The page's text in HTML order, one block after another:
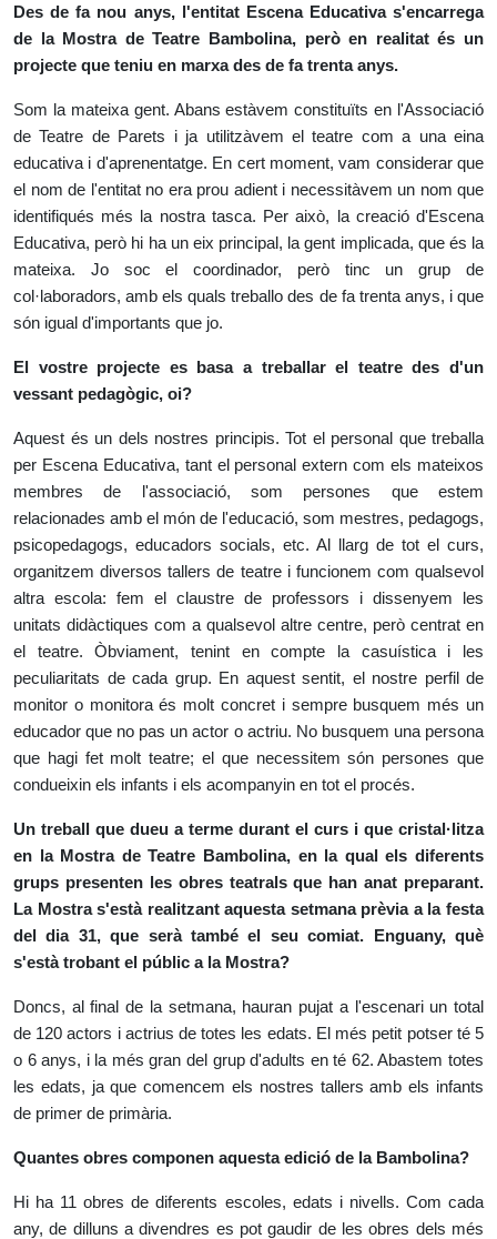
Des de fa nou anys, l'entitat Escena Educativa s'encarrega
de la Mostra de Teatre Bambolina, però en realitat és un
projecte que teniu en marxa des de fa trenta anys.
Som la mateixa gent. Abans estàvem constituïts en l'Associació
de Teatre de Parets i ja utilitzàvem el teatre com a una eina
educativa i d'aprenentatge. En cert moment, vam considerar que
el nom de l'entitat no era prou adient i necessitàvem un nom que
identifiqués més la nostra tasca. Per això, la creació d'Escena
Educativa, però hi ha un eix principal, la gent implicada, que és la
mateixa. Jo soc el coordinador, però tinc un grup de
col·laboradors, amb els quals treballo des de fa trenta anys, i que
són igual d'importants que jo.
El vostre projecte es basa a treballar el teatre des d'un
vessant pedagògic, oi?
Aquest és un dels nostres principis. Tot el personal que treballa
per Escena Educativa, tant el personal extern com els mateixos
membres de l'associació, som persones que estem
relacionades amb el món de l'educació, som mestres, pedagogs,
psicopedagogs, educadors socials, etc. Al llarg de tot el curs,
organitzem diversos tallers de teatre i funcionem com qualsevol
altra escola: fem el claustre de professors i dissenyem les
unitats didàctiques com a qualsevol altre centre, però centrat en
el teatre. Òbviament, tenint en compte la casuística i les
peculiaritats de cada grup. En aquest sentit, el nostre perfil de
monitor o monitora és molt concret i sempre busquem més un
educador que no pas un actor o actriu. No busquem una persona
que hagi fet molt teatre; el que necessitem són persones que
condueixin els infants i els acompanyin en tot el procés.
Un treball que dueu a terme durant el curs i que cristal·litza
en la Mostra de Teatre Bambolina, en la qual els diferents
grups presenten les obres teatrals que han anat preparant.
La Mostra s'està realitzant aquesta setmana prèvia a la festa
del dia 31, que serà també el seu comiat. Enguany, què
s'està trobant el públic a la Mostra?
Doncs, al final de la setmana, hauran pujat a l'escenari un total
de 120 actors i actrius de totes les edats. El més petit potser té 5
o 6 anys, i la més gran del grup d'adults en té 62. Abastem totes
les edats, ja que comencem els nostres tallers amb els infants
de primer de primària.
Quantes obres componen aquesta edició de la Bambolina?
Hi ha 11 obres de diferents escoles, edats i nivells. Com cada
any, de dilluns a divendres es pot gaudir de les obres dels més